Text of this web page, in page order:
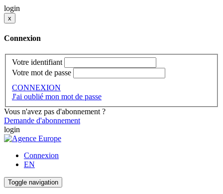
login
x
Connexion
Votre identifiant
Votre mot de passe
CONNEXION
J'ai oublié mon mot de passe
Vous n'avez pas d'abonnement ?
Demande d'abonnement
login
Connexion
EN
Toggle navigation